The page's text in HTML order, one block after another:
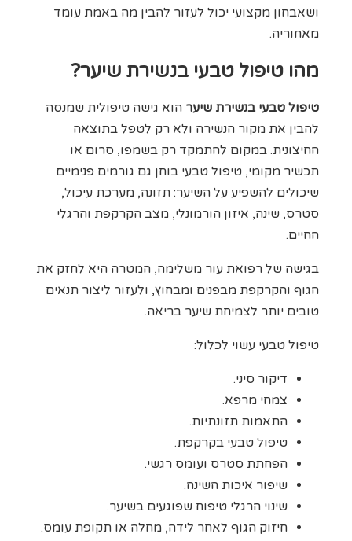
ושאבחון מקצועי יכול לעזור להבין מה באמת עומד
מאחוריה.
מהו טיפול טבעי בנשירת שיער?
טיפול טבעי בנשירת שיער הוא גישה טיפולית שמנסה
להבין את מקור הנשירה ולא רק לטפל בתוצאה
החיצונית. במקום להתמקד רק בשמפו, סרום או
תכשיר מקומי, טיפול טבעי בוחן גם גורמים פנימיים
שיכולים להשפיע על השיער: תזונה, מערכת עיכול,
סטרס, שינה, איזון הורמונלי, מצב הקרקפת והרגלי
החיים.
בגישה של רפואת עור משלימה, המטרה היא לחזק את
הגוף והקרקפת מבפנים ומבחוץ, ולעזור ליצור תנאים
טובים יותר לצמיחת שיער בריאה.
טיפול טבעי עשוי לכלול:
דיקור סיני.
צמחי מרפא.
התאמות תזונתיות.
טיפול טבעי בקרקפת.
הפחתת סטרס ועומס רגשי.
שיפור איכות השינה.
שינוי הרגלי טיפוח שפוגעים בשיער.
חיזוק הגוף לאחר לידה, מחלה או תקופת עומס.